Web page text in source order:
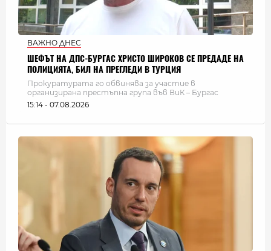
ВАЖНО ДНЕС
ШЕФЪТ НА ДПС-БУРГАС ХРИСТО ШИРОКОВ СЕ ПРЕДАДЕ НА
ПОЛИЦИЯТА, БИЛ НА ПРЕГЛЕДИ В ТУРЦИЯ
Прокуратурата го обвинява за участие в
организирана престъпна група във ВиК – Бургас
15:14 - 07.08.2026